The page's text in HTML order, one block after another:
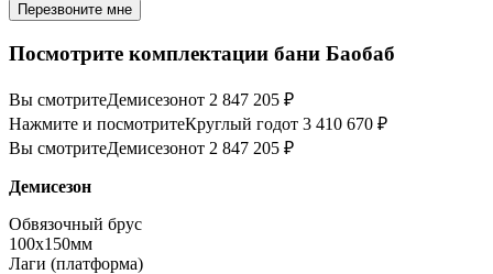
Перезвоните мне
Посмотрите комплектации бани Баобаб
Вы смотритеДемисезонот 2 847 205 ₽
Нажмите и посмотритеКруглый годот 3 410 670 ₽
Вы смотритеДемисезонот 2 847 205 ₽
Демисезон
Обвязочный брус
100х150мм
Лаги (платформа)